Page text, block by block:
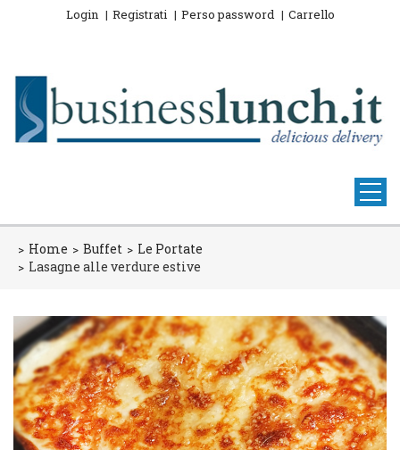
Login Registrati Perso password Carrello
Home Buffet
Le Portate
Lasagne alle verdure estive